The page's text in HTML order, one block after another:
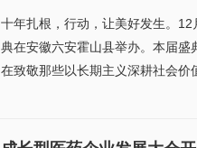
十年扎根，行动，让美好发生。
典在安徽六安霍山县举办。本届
在致敬那些以长期主义深耕社会价